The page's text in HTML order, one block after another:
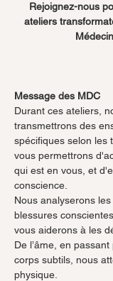
Rejoignez-nous
ateliers
Message des MDC
Durant ces ateliers,
transmettrons des
spécifiques selon les
vous permettrons
qui est en vous, et
conscience.
Nous analyserons
blessures
vous aiderons à les
De l’âme, en
corps subtils, nous
physique.